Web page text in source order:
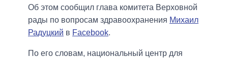
Об этом сообщил глава комитета Верховной
рады по вопросам здравоохранения Михаил
Радуцкий в Facebook.
По его словам, национальный центр для